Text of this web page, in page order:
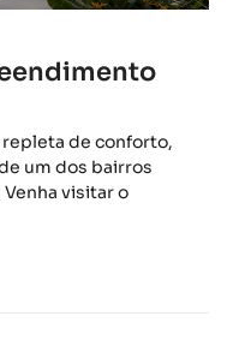
de conforto,
um dos bairros
visitar o